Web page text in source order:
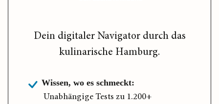
Dein digitaler Navigator durch das
kulinarische Hamburg.
Wissen, wo es schmeckt:
Unabhängige Tests zu 1.200+